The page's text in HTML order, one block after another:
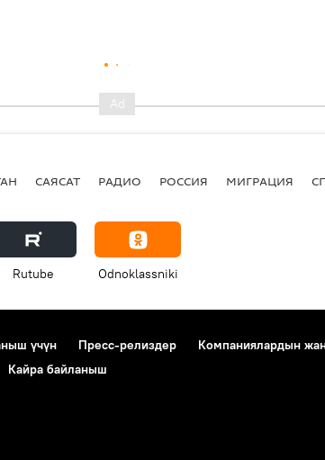
САЯСАТ РАДИО РОССИЯ МИГРАЦИЯ
Rutube Odnoklassniki
үчүн Пресс-релиздер Компаниялардын
Кайра байланыш